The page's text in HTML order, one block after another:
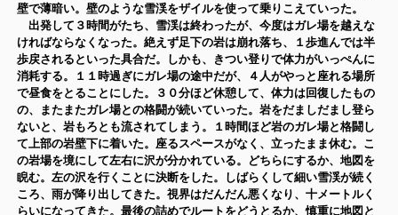
壁で薄暗い。壁のような雪渓をザイルを使って乗りこえていった。
出発して３時間がたち、雪渓は終わったが、今度はガレ場を越えな
ければならなくなった。絶えず足下の岩は崩れ落ち、１歩進んでは半
歩戻されるといった具合だ。しかも、きつい登りで体力がいっぺんに
消耗する。１１時過ぎにガレ場の途中だが、
４人がやっと座れる場所
で昼食をとることにした。３０分ほど休憩して、体力は回復したもの
の、またまたガレ場との格闘が続いていった。岩をだましだまし登ら
ないと、岩もろとも流されてしまう。１時間ほど岩のガレ場と格闘し
て上部の岩壁下に着いた。座るスペースがなく、立ったまま休む。こ
の岩場を境にして左右に沢が分かれている。どちらにするか、地図を
睨む。左の沢を行くことに決断をした。しばらくして細い雪渓が続く
ころ、雨が降り出してきた。視界はだんだん悪くなり、十メートルく
らいになってきた。最後の詰めでルートをどうとるか、慎重に地図と